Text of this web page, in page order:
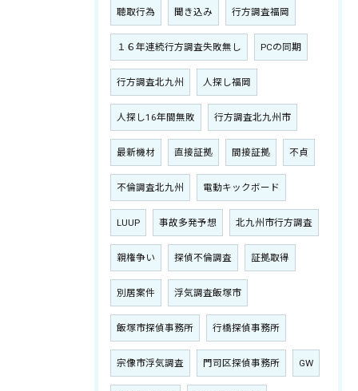
聴取行為 聞き込み 行方調査福岡
１６年連続行方調査失敗無し PCの同期
行方調査北九州 人探し福岡
人探し16年間無敗 行方調査北九州市
最新機材 直接証拠 間接証拠 不貞
不倫調査北九州 電動キックボード
LUUP 事故多発予想 北九州市行方調査
親権争い 探偵不倫調査 証拠取得
別居案件 浮気調査飯塚市
飯塚市探偵事務所 行橋探偵事務所
宗像市浮気調査 門司区探偵事務所 GW